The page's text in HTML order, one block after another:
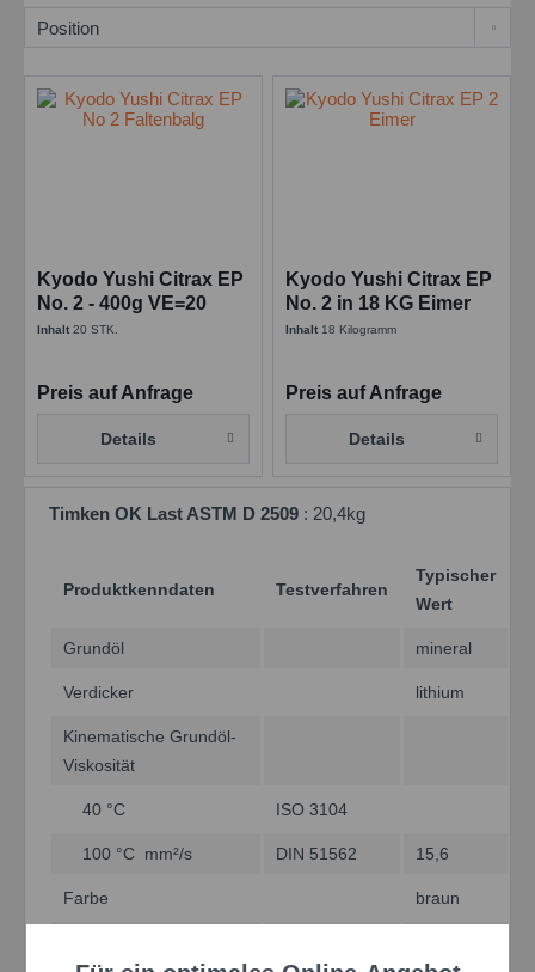
Kyodo Yushi Citrax EP
No. 2 - 400g VE=20
Stück - Faltenbalg
Inhalt20 STK.
Preis auf Anfrage
Details
Kyodo Yushi Citrax EP
No. 2 in 18 KG Eimer
Inhalt 18 Kilogramm
Preis auf Anfrage
Details
Timken OK Last ASTM D 2509 : 20,4kg
Produktkenndaten Testverfahren
Typischer
Wert
Grundöl mineral
Verdicker lithium
Kinematische Grundöl-
Viskosität
40 °C ISO 3104
100 °C mm²/s DIN 51562 15,6
Farbe braun